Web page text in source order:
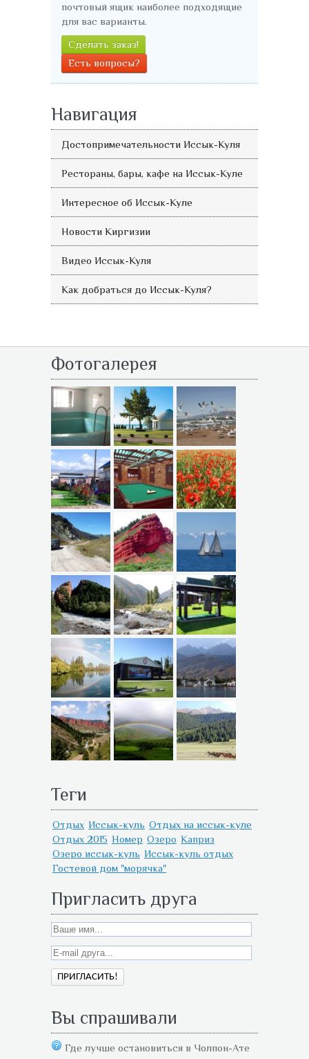
почтовый ящик наиболее подходящие
для вас варианты.
Сделать заказ!
Есть вопросы?
Навигация
Достопримечательности Иссык-Куля
Рестораны, бары, кафе на Иссык-Куле
Интересное об Иссык-Куле
Новости Киргизии
Видео Иссык-Куля
Как добраться до Иссык-Куля?
Фотогалерея
Теги
Отдых Иссык-куль Отдых на иссык-куле
Отдых 2015 Номер Озеро Каприз
Озеро иссык-куль Иссык-куль отдых
Гостевой дом "морячка"
Пригласить друга
Вы спрашивали
Где лучше остановиться в Чолпон-Ате